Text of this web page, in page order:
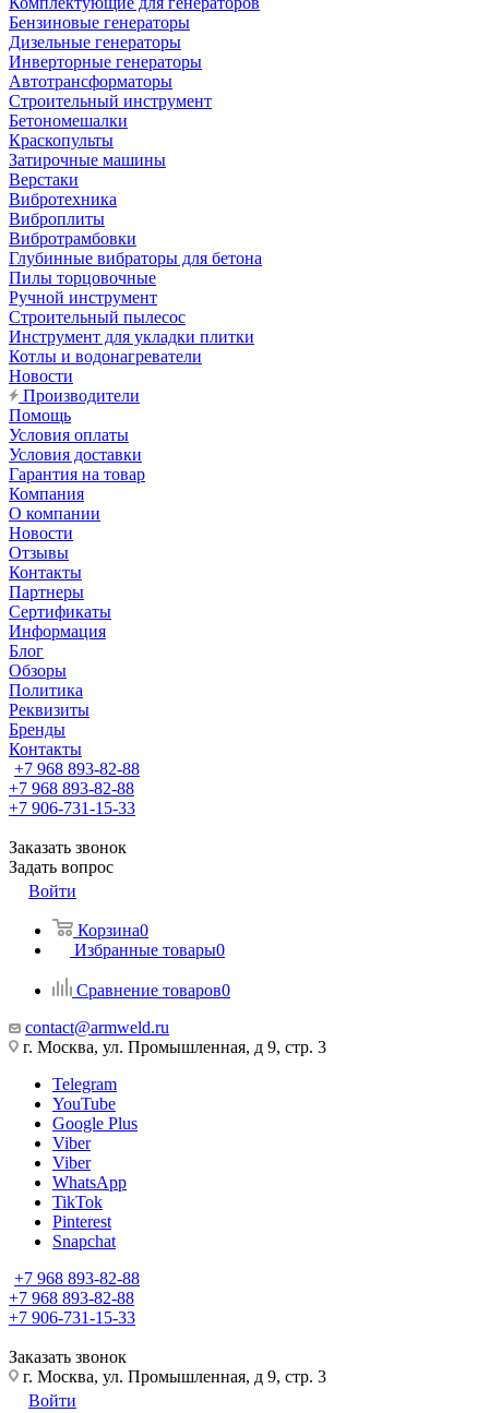
Бензиновые генераторы
Дизельные генераторы
Инверторные генераторы
Автотрансформаторы
Строительный инструмент
Бетономешалки
Краскопульты
Затирочные машины
Верстаки
Вибротехника
Виброплиты
Вибротрамбовки
Глубинные вибраторы для бетона
Пилы торцовочные
Ручной инструмент
Строительный пылесос
Инструмент для укладки плитки
Котлы и водонагреватели
Новости
Производители
Помощь
Условия оплаты
Условия доставки
Гарантия на товар
Компания
О компании
Новости
Отзывы
Контакты
Партнеры
Сертификаты
Информация
Блог
Обзоры
Политика
Реквизиты
Бренды
Контакты
+7 968 893-82-88
+7 968 893-82-88
+7 906-731-15-33
Заказать звонок
Задать вопрос
Войти
Корзина0
Избранные товары0
Сравнение товаров0
contact@armweld.ru
г. Москва, ул. Промышленная, д 9, стр. 3
Telegram
YouTube
Google Plus
Viber
Viber
WhatsApp
TikTok
Pinterest
Snapchat
+7 968 893-82-88
+7 968 893-82-88
+7 906-731-15-33
Заказать звонок
г. Москва, ул. Промышленная, д 9, стр. 3
Войти